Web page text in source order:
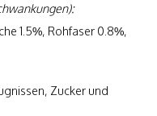
1.5%, Rohfaser 0.8%,
Zucker und